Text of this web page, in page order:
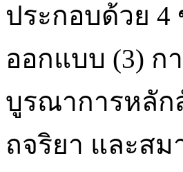
ประกอบด้วย 4
ออกแบบ (3) ก
บูรณาการหลัก
ถจริยา และส